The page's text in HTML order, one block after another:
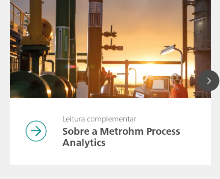
Leitura complementar
Sobre a Metrohm Process
Analytics